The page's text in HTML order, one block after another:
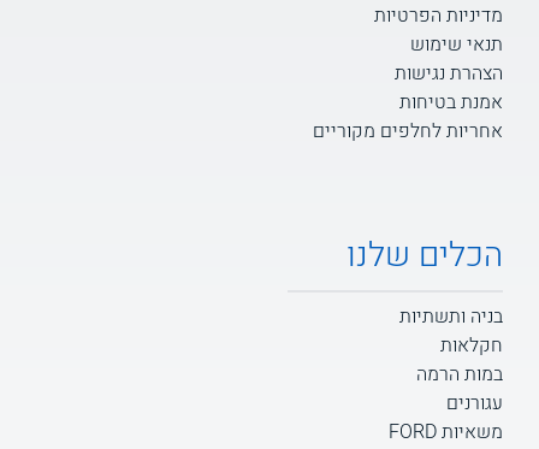
מדיניות הפרטיות
תנאי שימוש
הצהרת נגישות
אמנת בטיחות
אחריות לחלפים מקוריים
הכלים שלנו
בניה ותשתיות
חקלאות
במות הרמה
עגורנים
משאיות FORD